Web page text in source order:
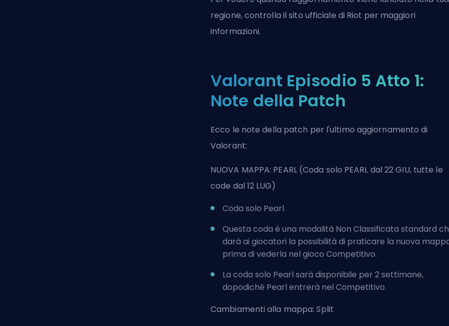
regione, controlla il sito ufficiale di Riot per maggiori
informazioni.
Valorant Episodio 5 Atto 1:
Note della Patch
Ecco le note della patch per l'ultimo aggiornamento di
Valorant:
NUOVA MAPPA: PEARL (Coda solo PEARL dal 22 GIU, tutte le
code dal 12 LUG)
Coda solo Pearl
Questa coda è una modalità Non Classificata standard
darà ai giocatori la possibilità di praticare la nuova
prima di vederla nel gioco Competitivo.
La coda solo Pearl sarà disponibile per 2 settimane,
dopodiché Pearl entrerà nel Competitivo.
Cambiamenti alla mappa: Split